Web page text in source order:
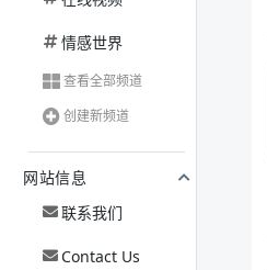
情感世界
查看全部频道
创建新频道
网站信息
联系我们
Contact Us